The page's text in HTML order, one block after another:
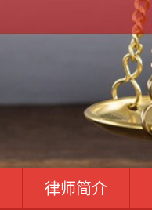
律师简介